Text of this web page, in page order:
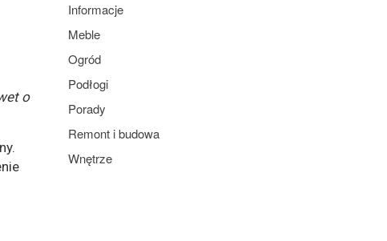
o
Informacje
Meble
Ogród
Podłogi
Porady
Remont i budowa
Wnętrze